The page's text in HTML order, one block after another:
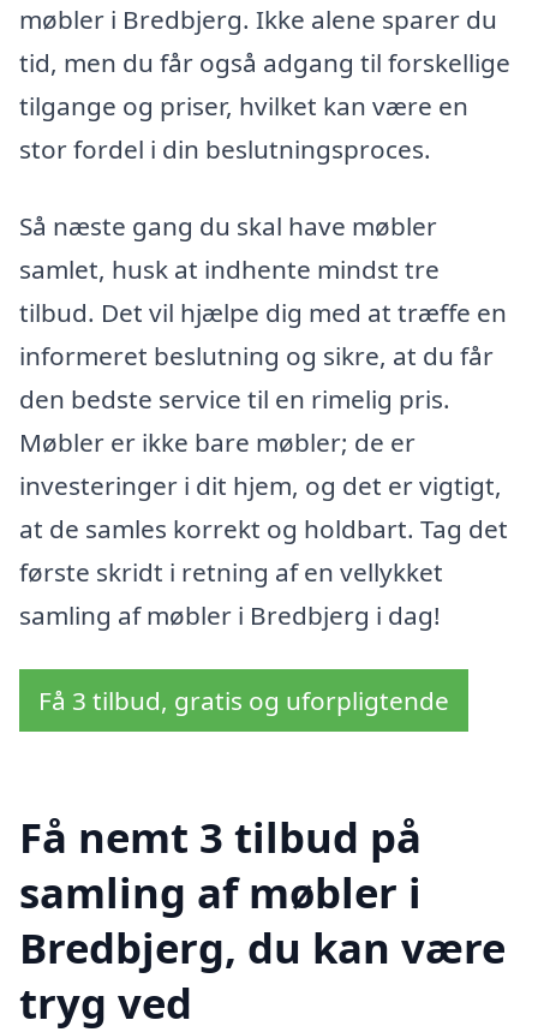
møbler i Bredbjerg. Ikke alene sparer du
tid, men du får også adgang til forskellige
tilgange og priser, hvilket kan være en
stor fordel i din beslutningsproces.
Så næste gang du skal have møbler
samlet, husk at indhente mindst tre
tilbud. Det vil hjælpe dig med at træffe en
informeret beslutning og sikre, at du får
den bedste service til en rimelig pris.
Møbler er ikke bare møbler; de er
investeringer i dit hjem, og det er vigtigt,
at de samles korrekt og holdbart. Tag det
første skridt i retning af en vellykket
samling af møbler i Bredbjerg i dag!
Få 3 tilbud, gratis og uforpligtende
Få nemt 3 tilbud på
samling af møbler i
Bredbjerg, du kan være
tryg ved